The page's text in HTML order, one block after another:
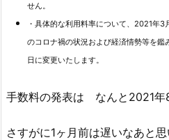
せん。
・具体的な利用料率について、2021年
のコロナ禍の状況および経済情勢等を鑑
日 に変更いたします。
手数料の発表は なんと2021年
さすがに1ヶ月前は遅いなあと